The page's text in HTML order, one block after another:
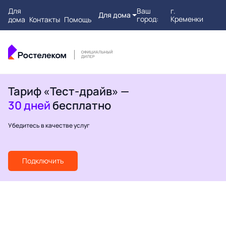
Для
дома Контакты Помощь Для дома
Ваш
город:
г.
Кременки
Тариф «Тест-драйв» —
30 дней бесплатно
Убедитесь в качестве услуг
Подключить